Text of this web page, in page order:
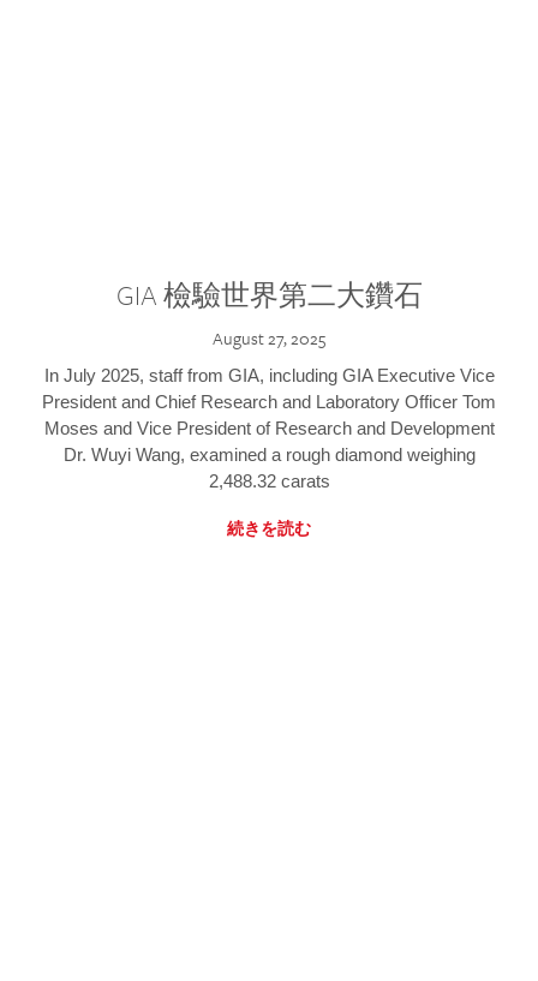
GIA 檢驗世界第二大鑽石
August 27, 2025
In July 2025, staff from GIA, including GIA Executive Vice
President and Chief Research and Laboratory Officer Tom
Moses and Vice President of Research and Development
Dr. Wuyi Wang, examined a rough diamond weighing
2,488.32 carats
続きを読む